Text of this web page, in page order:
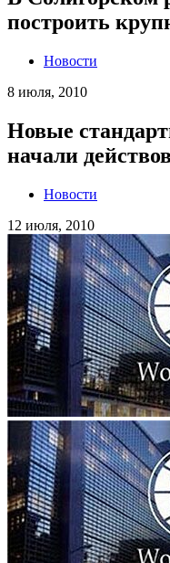
построить
Новости
8 июля, 2010
Новые
начали
Новости
12 июля, 2010